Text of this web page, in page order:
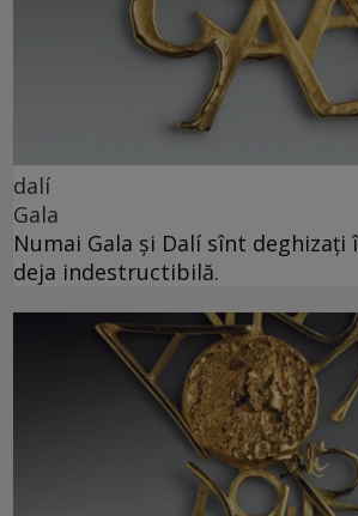
dalí
Gala
Numai Gala și Dalí sînt
deja indestructibilă.